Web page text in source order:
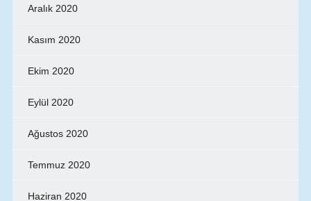
Aralık 2020
Kasım 2020
Ekim 2020
Eylül 2020
Ağustos 2020
Temmuz 2020
Haziran 2020